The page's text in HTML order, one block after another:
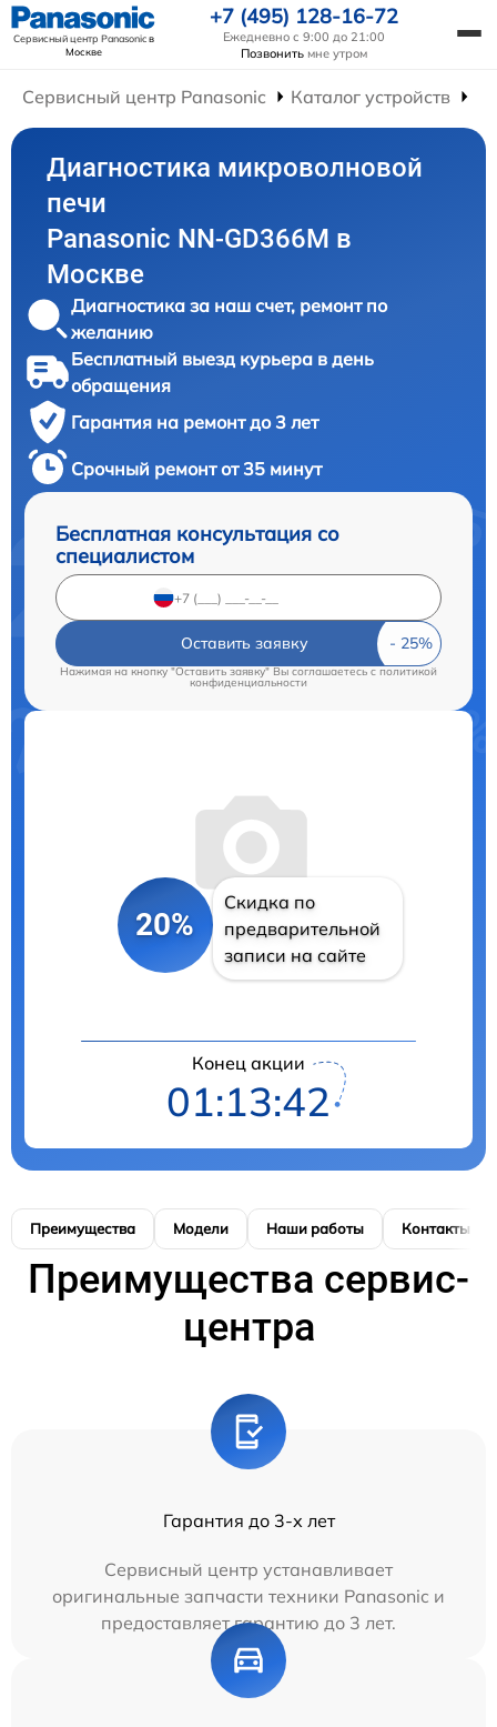
Сервисный центр Panasonicв
Москве
+7 (495) 128-16-72
Ежедневно с 9:00 до 21:00
Позвонить мне утром
Сервисный центр Panasonic Каталог устройств
Диагностика микроволновой
печи
Panasonic NN-GD366M в
Москве
Диагностика за наш счет, ремонт по
желанию
Бесплатный выезд курьера в день
обращения
Гарантия на ремонт до 3 лет
Срочный ремонт от 35 минут
Бесплатная консультация со
специалистом
Оставить заявку
Нажимая на кнопку "Оставить заявку" Вы соглашаетесь cполитикой
конфиденциальности
20%
Скидка по
предварительной
записи на сайте
Конец акции
01:13:41
Преимущества Модели Наши работы Контакты
Преимущества сервис-
центра
Гарантия до 3-х лет
Сервисный центр устанавливает
оригинальные запчасти техники Panasonic и
предоставляет гарантию до 3 лет.